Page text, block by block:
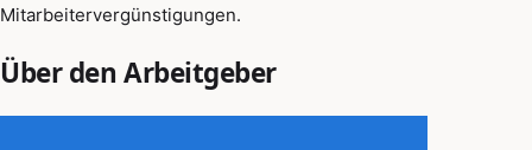
Mitarbeitervergünstigungen.
Über den Arbeitgeber